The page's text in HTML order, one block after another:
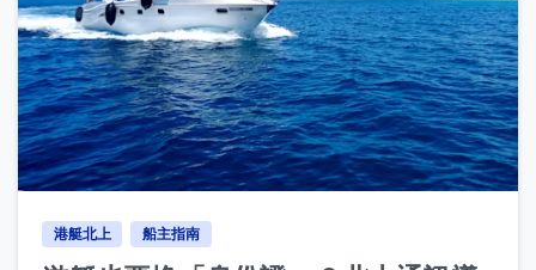
0
港艇北上 船主指南